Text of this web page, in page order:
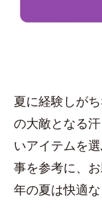
夏に経験しが
の大敵となる
いアイテムを
事を参考に、
年の夏は快適